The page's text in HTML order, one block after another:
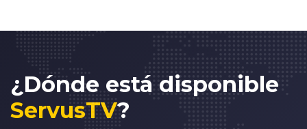
¿Dónde está disponible
ServusTV?